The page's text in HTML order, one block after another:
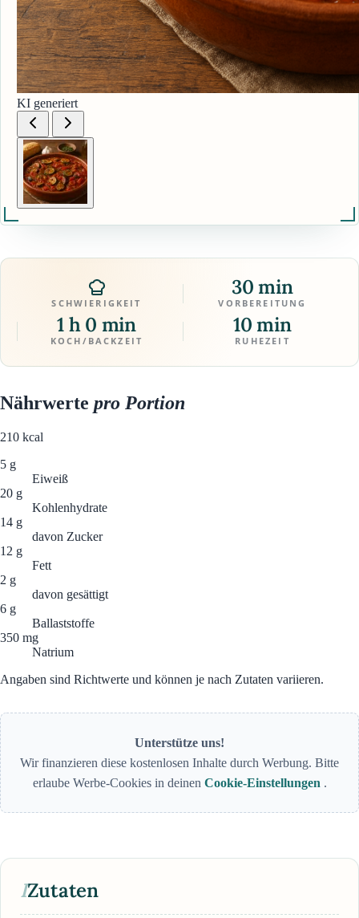
KI generiert
SCHWIERIGKEIT
30 min
VORBEREITUNG
1 h 0 min
KOCH/BACKZEIT
10 min
RUHEZEIT
Nährwerte pro Portion
210 kcal
5 g
Eiweiß
20 g
Kohlenhydrate
14 g
davon Zucker
12 g
Fett
2 g
davon gesättigt
6 g
Ballaststoffe
350 mg
Natrium
Angaben sind Richtwerte und können je nach Zutaten variieren.
Unterstütze uns!
Wir finanzieren diese kostenlosen Inhalte durch Werbung. Bitte
erlaube Werbe-Cookies in deinen Cookie-Einstellungen .
IZutaten